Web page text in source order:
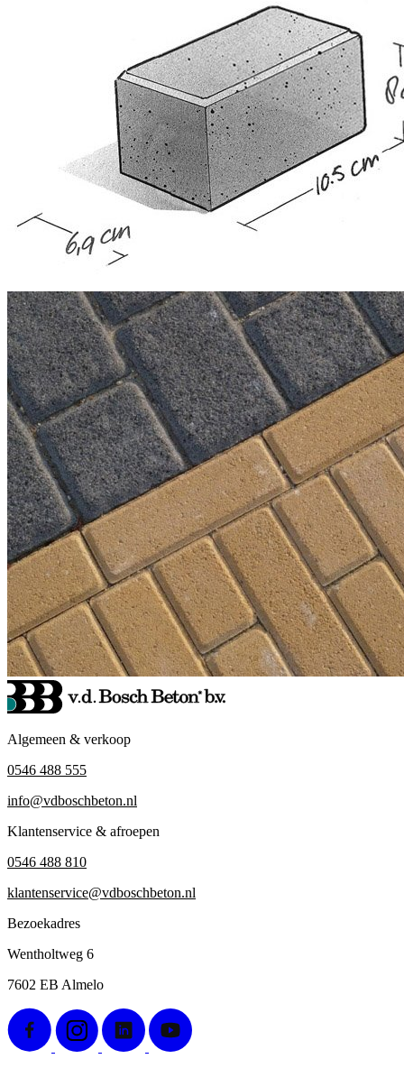
Algemeen & verkoop
0546 488 555
info@vdboschbeton.nl
Klantenservice & afroepen
0546 488 810
klantenservice@vdboschbeton.nl
Bezoekadres
Wentholtweg 6
7602 EB Almelo